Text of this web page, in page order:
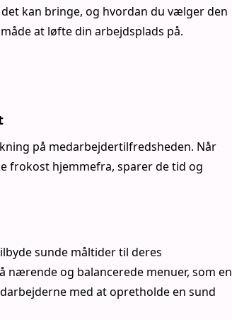
kan bringe, og hvordan du vælger den
at løfte din arbejdsplads på.
på medarbejdertilfredsheden. Når
frokost hjemmefra, sparer de tid og
sunde måltider til deres
nærende og balancerede menuer, som en
med at opretholde en sund